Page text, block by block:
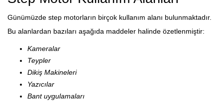
Günümüzde step motorların birçok kullanım alanı bulunmaktadır.
Bu alanlardan bazıları aşağıda maddeler halinde özetlenmiştir:
Kameralar
Teypler
Dikiş Makineleri
Yazıcılar
Bant uygulamaları